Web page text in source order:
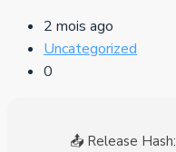
2 mois ago
Uncategorized
0
📤 Release Hash: